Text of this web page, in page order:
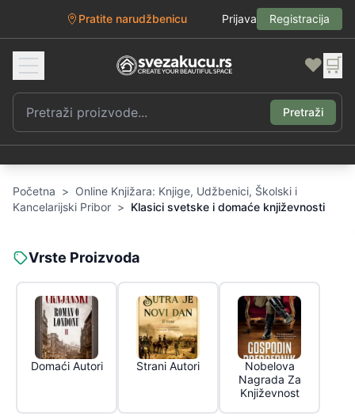
Pratite narudžbenicu Prijava Registracija
❤️ 🛒
Pretraži
Početna > Online Knjižara: Knjige, Udžbenici, Školski i
Kancelarijski Pribor > Klasici svetske i domaće književnosti
Vrste Proizvoda
Domaći Autori Strani Autori
Nobelova
Nagrada Za
Književnost